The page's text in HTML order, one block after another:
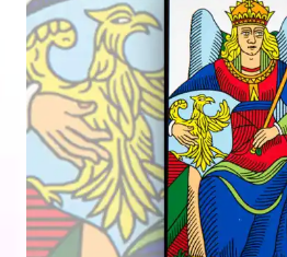
CE
QUE
SA
PRÉSENCE
RÉVÈLE
SUR
LA
STABILITÉ
DE
VOTRE